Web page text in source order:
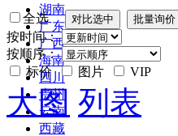
湖南
广东
广西
海南
四川
贵州
云南
西藏
全选
按时间：
按顺序：
标价
图片 VIP
大图 列表